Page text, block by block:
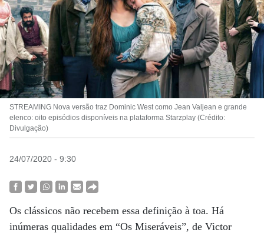
STREAMING Nova versão traz Dominic West como Jean Valjean e grande
elenco: oito episódios disponíveis na plataforma Starzplay (Crédito:
Divulgação)
24/07/2020 - 9:30
Os clássicos não recebem essa definição à toa. Há
inúmeras qualidades em “Os Miseráveis”, de Victor